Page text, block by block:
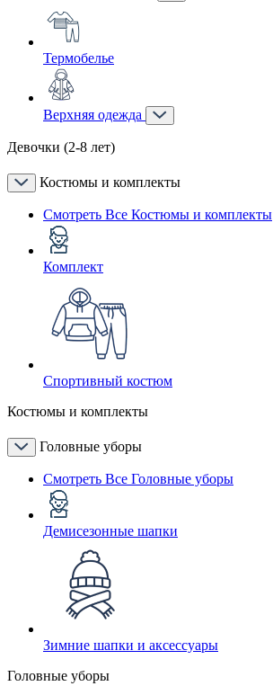
Термобелье
Верхняя одежда
Девочки (2-8 лет)
Костюмы и комплекты
Смотреть Все Костюмы и комплекты
Комплект
Спортивный костюм
Костюмы и комплекты
Головные уборы
Смотреть Все Головные уборы
Демисезонные шапки
Зимние шапки и аксессуары
Головные уборы